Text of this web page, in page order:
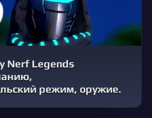
Nerf Legends
режим, оружие.